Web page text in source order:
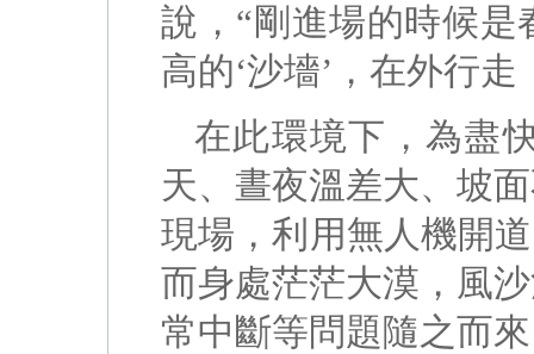
說，“剛進場的時候
高的‘沙墻’，在外行
在此環境下，為盡
天、晝夜溫差大、坡
現場，利用無人機開
而身處茫茫大漠，風
常中斷等問題隨之而